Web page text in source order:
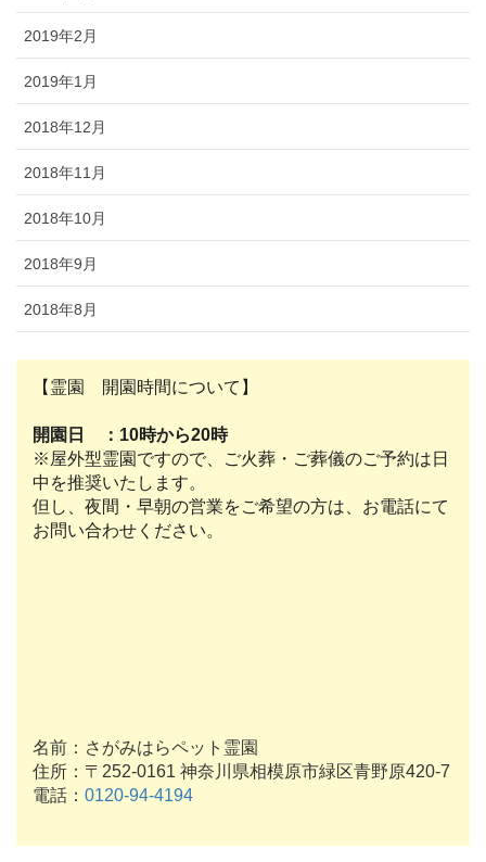
2019年2月
2019年1月
2018年12月
2018年11月
2018年10月
2018年9月
2018年8月
【霊園 開園時間について】
開園日 ：10時から20時
※屋外型霊園ですので、ご火葬・ご葬儀のご予約は日
中を推奨いたします。
但し、夜間・早朝の営業をご希望の方は、お電話にて
お問い合わせください。
名前：さがみはらペット霊園
住所：〒252-0161 神奈川県相模原市緑区青野原420-7
電話： 0120-94-4194